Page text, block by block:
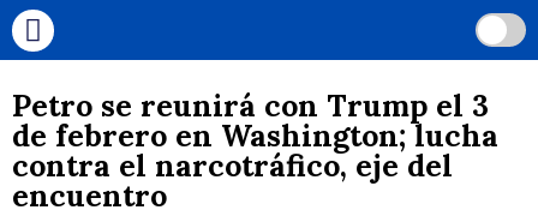
Petro se reunirá con Trump el 3
de febrero en Washington; lucha
contra el narcotráfico, eje del
encuentro